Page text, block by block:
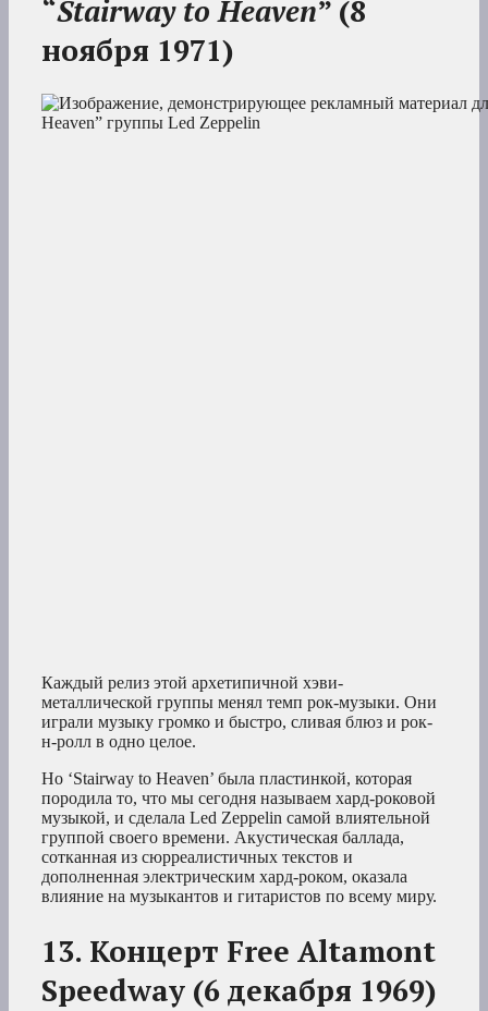
“Stairway to Heaven” (8
ноября 1971)
Каждый релиз этой архетипичной хэви-
металлической группы менял темп рок-музыки. Они
играли музыку громко и быстро, сливая блюз и рок-
н-ролл в одно целое.
Но ‘Stairway to Heaven’ была пластинкой, которая
породила то, что мы сегодня называем хард-роковой
музыкой, и сделала Led Zeppelin самой влиятельной
группой своего времени. Акустическая баллада,
сотканная из сюрреалистичных текстов и
дополненная электрическим хард-роком, оказала
влияние на музыкантов и гитаристов по всему миру.
13. Концерт Free Altamont
Speedway (6 декабря 1969)